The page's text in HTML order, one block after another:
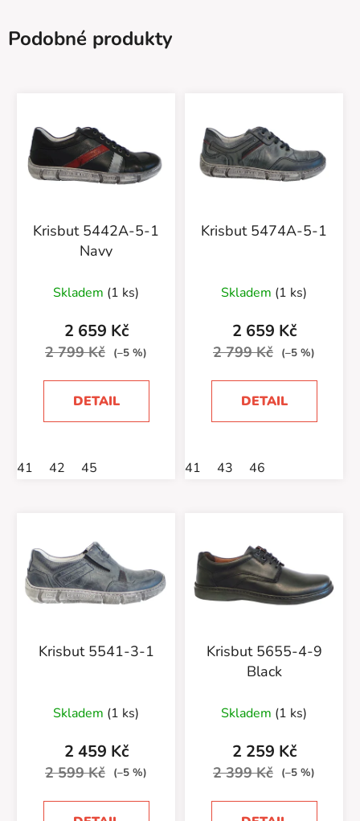
Podobné produkty
Krisbut 5442A-5-1
Navy
Skladem (1 ks)
2 659 Kč
2 799 Kč (–5 %)
DETAIL
41 42 45
Krisbut 5474A-5-1
Skladem (1 ks)
2 659 Kč
2 799 Kč (–5 %)
DETAIL
41 43 46
Krisbut 5541-3-1
Skladem (1 ks)
2 459 Kč
2 599 Kč (–5 %)
Krisbut 5655-4-9
Black
Skladem (1 ks)
2 259 Kč
2 399 Kč (–5 %)